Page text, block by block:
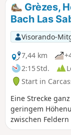
Grèzes,
Bach Las
Visorando-
7,44 km
2:15 Std.
Start in
Eine Strecke
geringem
zwischen
Dörfer. Die